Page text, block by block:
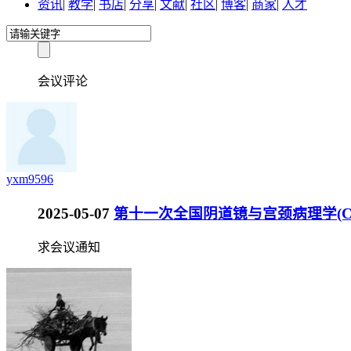
资讯| 教学| 书店| 分享| 文献| 社区| 博客| 商家| 人才
会议评论
yxm9596
2025-05-07 第十一次全国阴道镜与宫颈病理学
求会议通知